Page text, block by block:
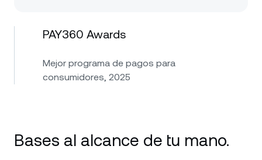
PAY360 Awards
Mejor programa de pagos para
consumidores, 2025
Bases al alcance de tu mano.